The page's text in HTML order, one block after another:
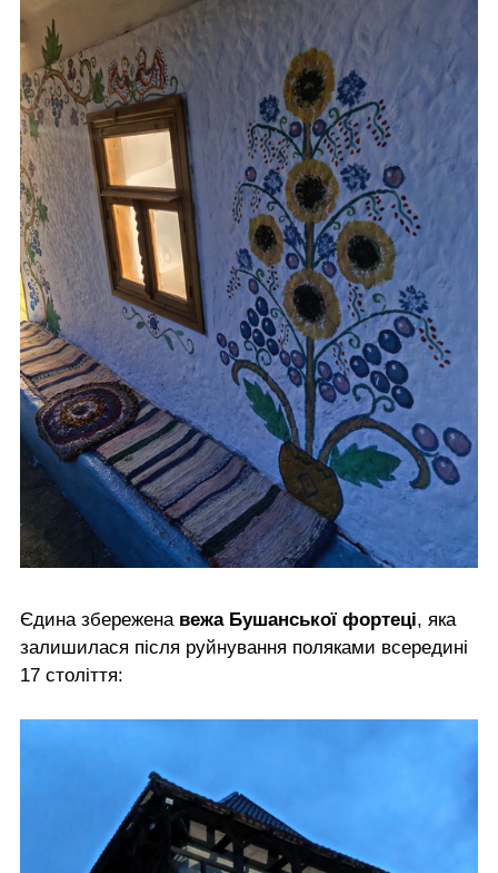
Єдина збережена вежа Бушанської фортеці, яка
залишилася після руйнування поляками всередині
17 століття: